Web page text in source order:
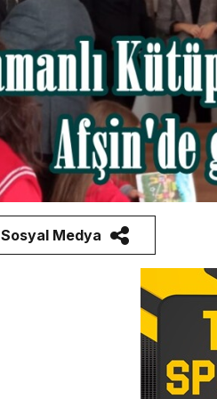
Sosyal Medya